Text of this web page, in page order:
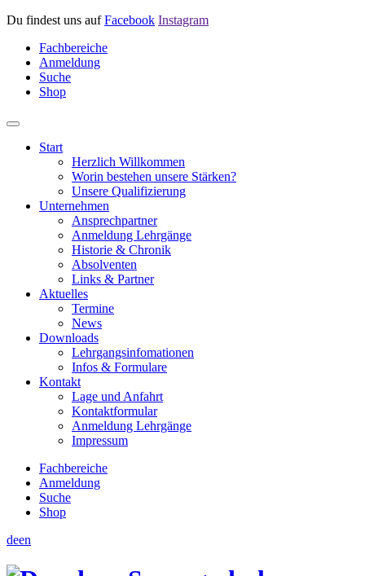
Du findest uns aufFacebook Instagram
Fachbereiche
Anmeldung
Suche
Shop
Start
Herzlich Willkommen
Worin bestehen unsere Stärken?
Unsere Qualifizierung
Unternehmen
Ansprechpartner
Anmeldung Lehrgänge
Historie & Chronik
Absolventen
Links & Partner
Aktuelles
Termine
News
Downloads
Lehrgangsinfomationen
Infos & Formulare
Kontakt
Lage und Anfahrt
Kontaktformular
Anmeldung Lehrgänge
Impressum
Fachbereiche
Anmeldung
Suche
Shop
deen